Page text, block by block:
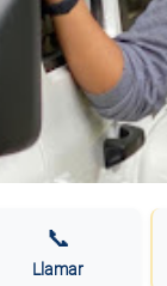
📞
Llamar